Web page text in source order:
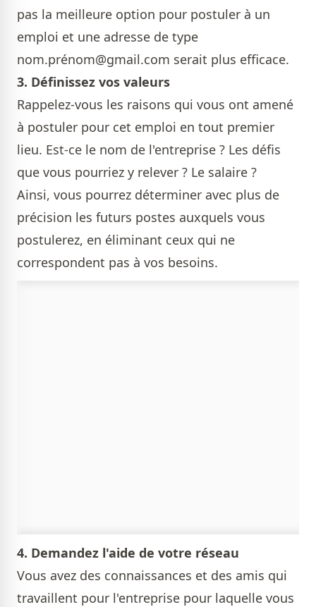
pas la meilleure option pour postuler à un
emploi et une adresse de type
nom.prénom@gmail.com serait plus efficace.
3. Définissez vos valeurs
Rappelez-vous les raisons qui vous ont amené
à postuler pour cet emploi en tout premier
lieu. Est-ce le nom de l'entreprise ? Les défis
que vous pourriez y relever ? Le salaire ?
Ainsi, vous pourrez déterminer avec plus de
précision les futurs postes auxquels vous
postulerez, en éliminant ceux qui ne
correspondent pas à vos besoins.
4. Demandez l'aide de votre réseau
Vous avez des connaissances et des amis qui
travaillent pour l'entreprise pour laquelle vous